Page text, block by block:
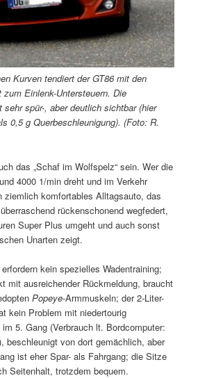
Kurven tendiert der GT86 mit den
Einlenk-Untersteuern. Die
spür-, aber deutlich sichtbar (hier
0,5 g Querbeschleunigung). (Foto: R.
das „Schaf im Wolfspelz“ sein. Wer die
4000 1/min dreht und im Verkehr
ziemlich komfortables Alltagsauto, das
rückenschonend wegfedert,
Super Plus umgeht und auch sonst
Unarten zeigt.
kein spezielles Wadentraining;
mit ausreichender Rückmeldung, braucht
Popeye-Armmuskeln; der 2-Liter-
kein Problem mit niedertourig
5. Gang (Verbrauch lt. Bordcomputer:
beschleunigt von dort gemächlich, aber
ist eher Spar- als Fahrgang; die Sitze
Seitenhalt, trotzdem bequem.